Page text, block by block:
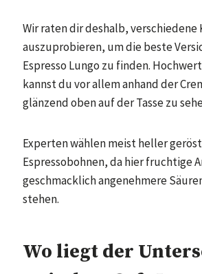
Wir raten dir deshalb, verschiedene
auszuprobieren, um die beste
Espresso Lungo zu finden.
kannst du vor allem anhand der
glänzend oben auf der Tasse zu
Experten wählen meist heller
Espressobohnen, da hier fruchtige
geschmacklich angenehmere
stehen.
Wo liegt der